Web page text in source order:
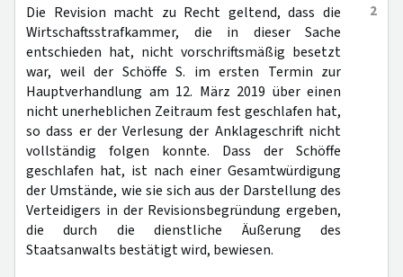
2
Die Revision macht zu Recht geltend, dass die
Wirtschaftsstrafkammer, die in dieser Sache
entschieden hat, nicht vorschriftsmäßig besetzt
war, weil der Schöffe S. im ersten Termin zur
Hauptverhandlung am 12. März 2019 über einen
nicht unerheblichen Zeitraum fest geschlafen hat,
so dass er der Verlesung der Anklageschrift nicht
vollständig folgen konnte. Dass der Schöffe
geschlafen hat, ist nach einer Gesamtwürdigung
der Umstände, wie sie sich aus der Darstellung des
Verteidigers in der Revisionsbegründung ergeben,
die durch die dienstliche Äußerung des
Staatsanwalts bestätigt wird, bewiesen.